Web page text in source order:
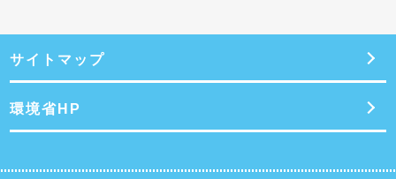
サイトマップ
環境省HP